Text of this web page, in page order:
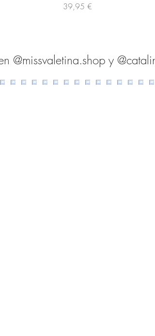
Precio
39,95 €
@missvaletina.shop y